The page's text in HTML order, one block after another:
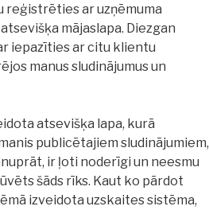
reģistrēties ar uzņēmuma
mājaslapa. Diezgan
iepazīties ar citu klientu
manus sludinājumus un
atsevišķa lapa, kurā
publicētajiem sludinājumiem,
ir ļoti noderīgi un neesmu
šāds rīks. Kaut ko pārdot
izveidota uzskaites sistēma,